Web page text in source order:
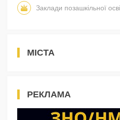
Заклади позашкільної
МІСТА
РЕКЛАМА